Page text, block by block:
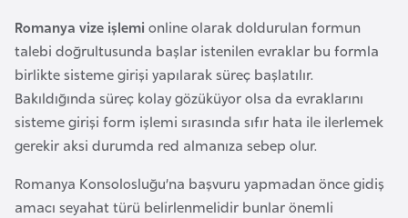
Romanya vize işlemi online olarak doldurulan formun
talebi doğrultusunda başlar istenilen evraklar bu formla
birlikte sisteme girişi yapılarak süreç başlatılır.
Bakıldığında süreç kolay gözüküyor olsa da evraklarını
sisteme girişi form işlemi sırasında sıfır hata ile ilerlemek
gerekir aksi durumda red almanıza sebep olur.
Romanya Konsolosluğu’na başvuru yapmadan önce gidiş
amacı seyahat türü belirlenmelidir bunlar önemli
B
e
l
ç
i
k
a